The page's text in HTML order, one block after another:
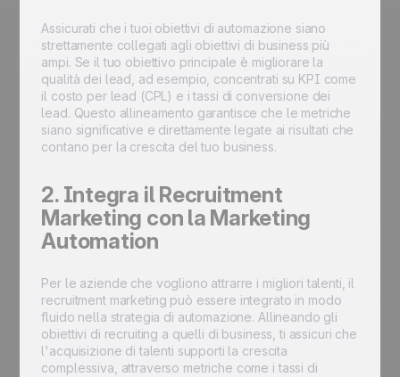
Assicurati che i tuoi obiettivi di automazione siano
strettamente collegati agli obiettivi di business più
ampi. Se il tuo obiettivo principale è migliorare la
qualità dei lead, ad esempio, concentrati su KPI come
il costo per lead (CPL) e i tassi di conversione dei
lead. Questo allineamento garantisce che le metriche
siano significative e direttamente legate ai risultati che
contano per la crescita del tuo business.
2. Integra il Recruitment
Marketing con la Marketing
Automation
Per le aziende che vogliono attrarre i migliori talenti, il
recruitment marketing può essere integrato in modo
fluido nella strategia di automazione. Allineando gli
obiettivi di recruiting a quelli di business, ti assicuri che
l'acquisizione di talenti supporti la crescita
complessiva, attraverso metriche come i tassi di